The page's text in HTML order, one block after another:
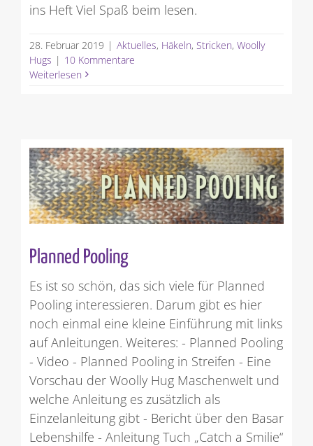
ins Heft Viel Spaß beim lesen.
28. Februar 2019 | Aktuelles, Häkeln, Stricken, Woolly
Hugs | 10 Kommentare
Weiterlesen
Planned Pooling
Es ist so schön, das sich viele für Planned
Pooling interessieren. Darum gibt es hier
noch einmal eine kleine Einführung mit links
auf Anleitungen. Weiteres: - Planned Pooling
- Video - Planned Pooling in Streifen - Eine
Vorschau der Woolly Hug Maschenwelt und
welche Anleitung es zusätzlich als
Einzelanleitung gibt - Bericht über den Basar
Lebenshilfe - Anleitung Tuch „Catch a Smilie“